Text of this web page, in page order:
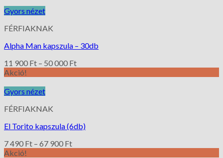
Gyors nézet
FÉRFIAKNAK
Alpha Man kapszula – 30db
11 900 Ft – 50 000 Ft
Akció!
Gyors nézet
FÉRFIAKNAK
El Torito kapszula (6db)
7 490 Ft – 67 900 Ft
Akció!